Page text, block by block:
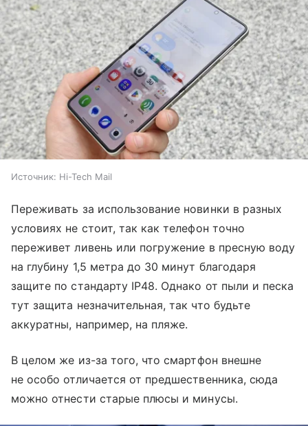
Источник: Hi-Tech Mail
Переживать за использование новинки в разных
условиях не стоит, так как телефон точно
переживет ливень или погружение в пресную воду
на глубину 1,5 метра до 30 минут благодаря
защите по стандарту IP48. Однако от пыли и песка
тут защита незначительная, так что будьте
аккуратны, например, на пляже.
В целом же из-за того, что смартфон внешне
не особо отличается от предшественника, сюда
можно отнести старые плюсы и минусы.